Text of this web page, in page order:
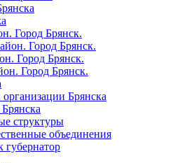
Город Брянск.
Город Брянск.
Город Брянск.
Город Брянск.
Брянска
структуры
объединения
губернатор